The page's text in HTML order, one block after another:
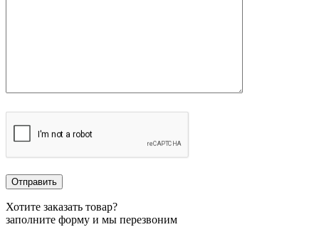
Хотите заказать товар?
заполните форму и мы перезвоним